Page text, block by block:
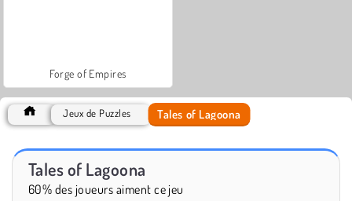
Forge of Empires
Jeux de Puzzles Tales of Lagoona
Tales of Lagoona
60% des joueurs aiment ce jeu